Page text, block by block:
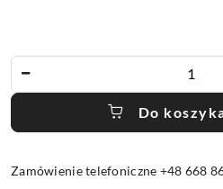
Do
Zamówienie telefoniczne +48 668